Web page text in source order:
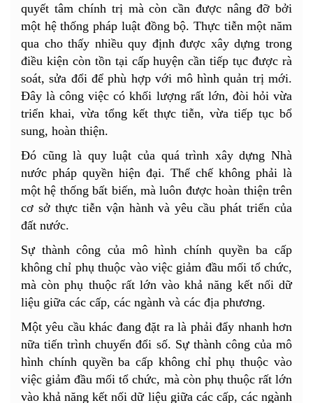
quyết tâm chính trị mà còn cần được nâng đỡ bởi
một hệ thống pháp luật đồng bộ. Thực tiễn một năm
qua cho thấy nhiều quy định được xây dựng trong
điều kiện còn tồn tại cấp huyện cần tiếp tục được rà
soát, sửa đổi để phù hợp với mô hình quản trị mới.
Đây là công việc có khối lượng rất lớn, đòi hỏi vừa
triển khai, vừa tổng kết thực tiễn, vừa tiếp tục bổ
sung, hoàn thiện.
Đó cũng là quy luật của quá trình xây dựng Nhà
nước pháp quyền hiện đại. Thể chế không phải là
một hệ thống bất biến, mà luôn được hoàn thiện trên
cơ sở thực tiễn vận hành và yêu cầu phát triển của
đất nước.
Sự thành công của mô hình chính quyền ba cấp
không chỉ phụ thuộc vào việc giảm đầu mối tổ chức,
mà còn phụ thuộc rất lớn vào khả năng kết nối dữ
liệu giữa các cấp, các ngành và các địa phương.
Một yêu cầu khác đang đặt ra là phải đẩy nhanh hơn
nữa tiến trình chuyển đổi số. Sự thành công của mô
hình chính quyền ba cấp không chỉ phụ thuộc vào
việc giảm đầu mối tổ chức, mà còn phụ thuộc rất lớn
vào khả năng kết nối dữ liệu giữa các cấp, các ngành